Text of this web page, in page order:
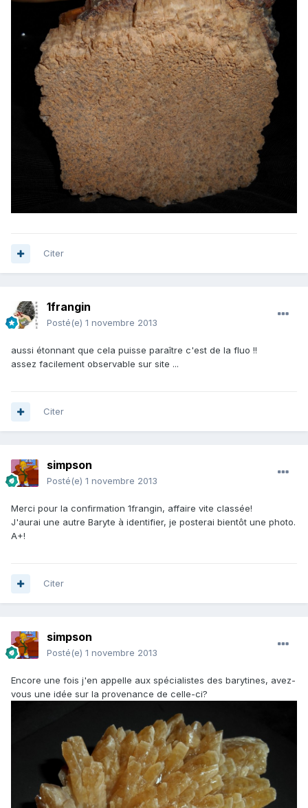
Citer
1frangin
Posté(e) 1 novembre 2013
aussi étonnant que cela puisse paraître c'est de la fluo !!
assez facilement observable sur site ...
Citer
simpson
Posté(e) 1 novembre 2013
Merci pour la confirmation 1frangin, affaire vite classée!
J'aurai une autre Baryte à identifier, je posterai bientôt une photo.
A+!
Citer
simpson
Posté(e) 1 novembre 2013
Encore une fois j'en appelle aux spécialistes des barytines, avez-
vous une idée sur la provenance de celle-ci?